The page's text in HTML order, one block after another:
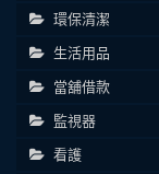
環保清潔
生活用品
當舖借款
監視器
看護